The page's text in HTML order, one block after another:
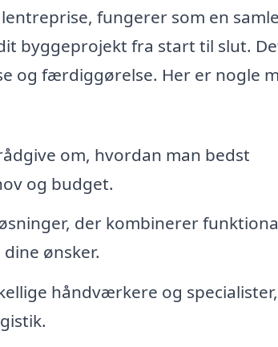
fungerer som en
byggeprojekt fra start til slut.
og færdiggørelse. Her er nogle
om, hvordan man bedst
og budget.
der kombinerer
ønsker.
håndværkere og